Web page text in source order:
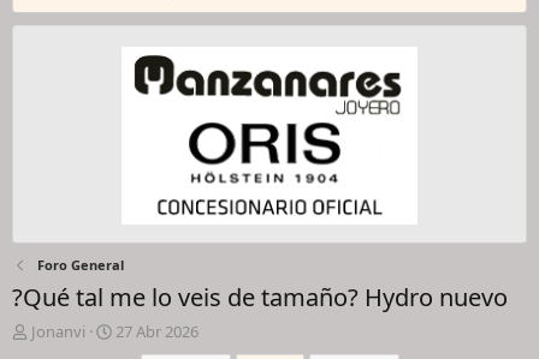
Foro General
?Qué tal me lo veis de tamaño? Hydro nuevo
IJonanvi
F
27 Abr 2026